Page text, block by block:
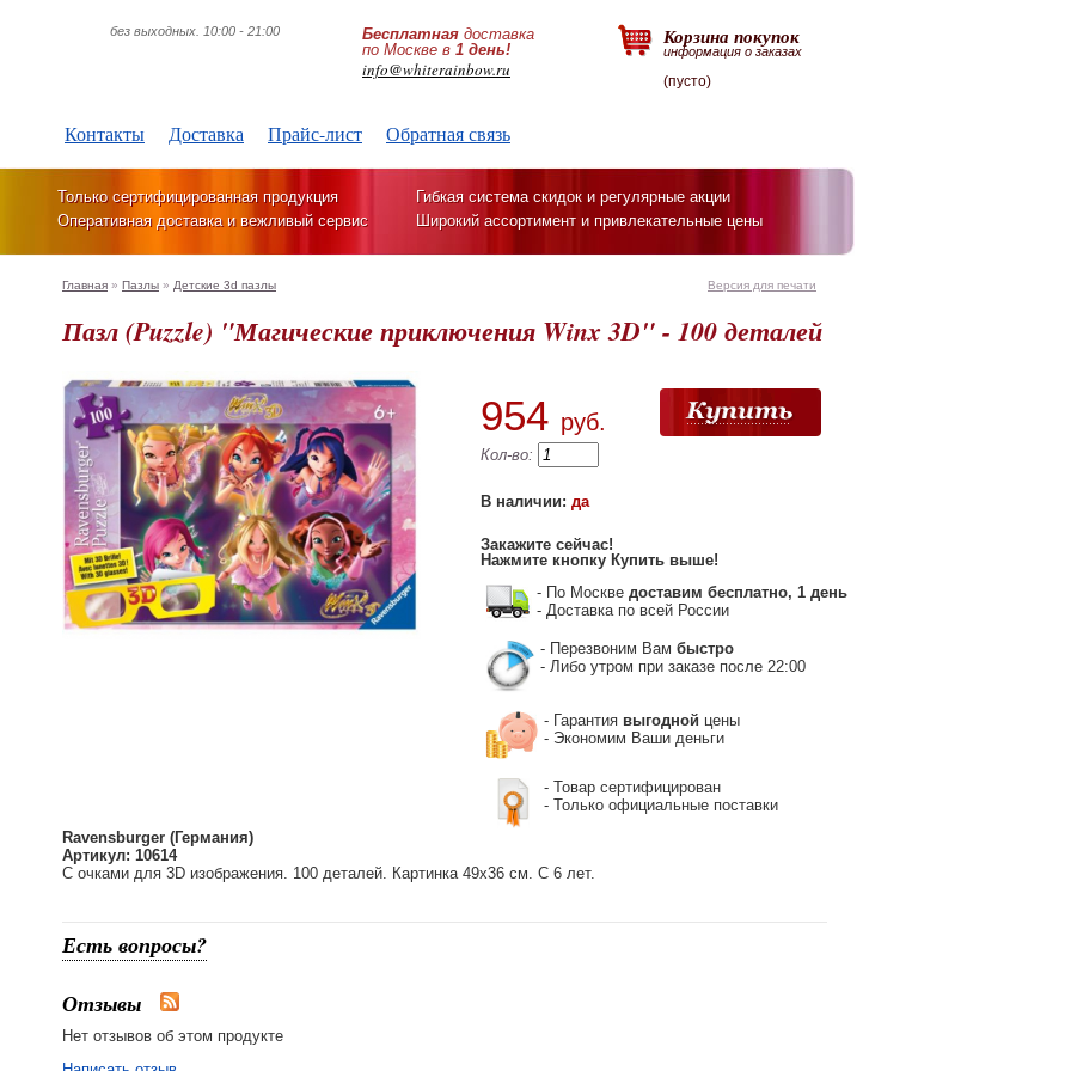
Контакты Доставка Прайс-лист Обратная связь
без выходных. 10:00 - 21:00 Бесплатная доставка
по Москве в 1 день!
info@whiterainbow.ru
Корзина покупок
информация о заказах
(пусто)
Только сертифицированная продукция
Гибкая система скидок и регулярные акции
Оперативная доставка и вежливый сервис
Широкий ассортимент и привлекательные цены
Версия для печати
Главная » Пазлы » Детские 3d пазлы
Пазл (Puzzle) "Магические приключения Winx 3D" - 100 деталей
954 руб.
Кол-во:
В наличии: да
Закажите сейчас!
Нажмите кнопку Купить выше!
- По Москве доставим бесплатно, 1 день
- Доставка по всей России
- Перезвоним Вам быстро
- Либо утром при заказе после 22:00
- Гарантия выгодной цены
- Экономим Ваши деньги
- Товар сертифицирован
- Только официальные поставки
Ravensburger (Германия)
Артикул: 10614
С очками для 3D изображения. 100 деталей. Картинка 49х36 см. С 6 лет.
Есть вопросы?
Отзывы
Нет отзывов об этом продукте